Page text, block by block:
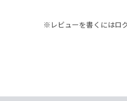
※レビューを書くにはロ